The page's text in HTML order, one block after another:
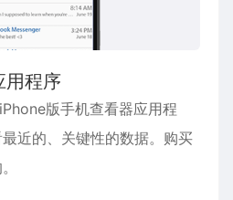
用程序
版手机查看器应用程
近的、关键性的数据。购买